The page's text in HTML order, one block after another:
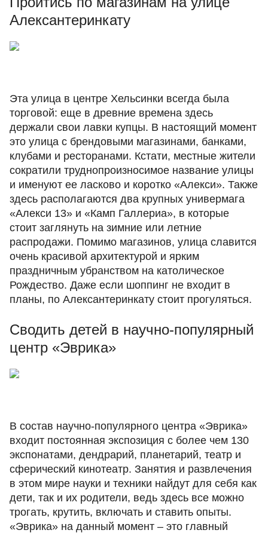
Алексантеринкату
Эта улица в центре Хельсинки всегда была
торговой: еще в древние времена здесь
держали свои лавки купцы. В настоящий момент
это улица с брендовыми магазинами, банками,
клубами и ресторанами. Кстати, местные жители
сократили труднопроизносимое название улицы
и именуют ее ласково и коротко «Алекси». Также
здесь располагаются два крупных универмага
«Алекси 13» и «Камп Галлериа», в которые
стоит заглянуть на зимние или летние
распродажи. Помимо магазинов, улица славится
очень красивой архитектурой и ярким
праздничным убранством на католическое
Рождество. Даже если шоппинг не входит в
планы, по Алексантеринкату стоит прогуляться.
Сводить детей в научно-популярный
центр «Эврика»
В состав научно-популярного центра «Эврика»
входит постоянная экспозиция с более чем 130
экспонатами, дендрарий, планетарий, театр и
сферический кинотеатр. Занятия и развлечения
в этом мире науки и техники найдут для себя как
дети, так и их родители, ведь здесь все можно
трогать, крутить, включать и ставить опыты.
«Эврика» на данный момент – это главный